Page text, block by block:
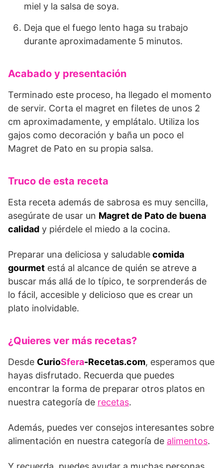
miel y la salsa de soya.
Deja que el fuego lento haga su trabajo
durante aproximadamente 5 minutos.
Acabado y presentación
Terminado este proceso, ha llegado el momento
de servir. Corta el magret en filetes de unos 2
cm aproximadamente, y emplátalo. Utiliza los
gajos como decoración y baña un poco el
Magret de Pato en su propia salsa.
Truco de esta receta
Esta receta además de sabrosa es muy sencilla,
asegúrate de usar un Magret de Pato de buena
calidad y piérdele el miedo a la cocina.
Preparar una deliciosa y saludablecomida
gourmet está al alcance de quién se atreve a
buscar más allá de lo típico, te sorprenderás de
lo fácil, accesible y delicioso que es crear un
plato inolvidable.
¿Quieres ver más recetas?
Desde CurioSfera-Recetas.com, esperamos que
hayas disfrutado. Recuerda que puedes
encontrar la forma de preparar otros platos en
nuestra categoría de recetas.
Además, puedes ver consejos interesantes sobre
alimentación en nuestra categoría de alimentos.